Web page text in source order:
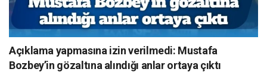
Açıklama yapmasına izin verilmedi: Mustafa
Bozbey’in gözaltına alındığı anlar ortaya çıktı